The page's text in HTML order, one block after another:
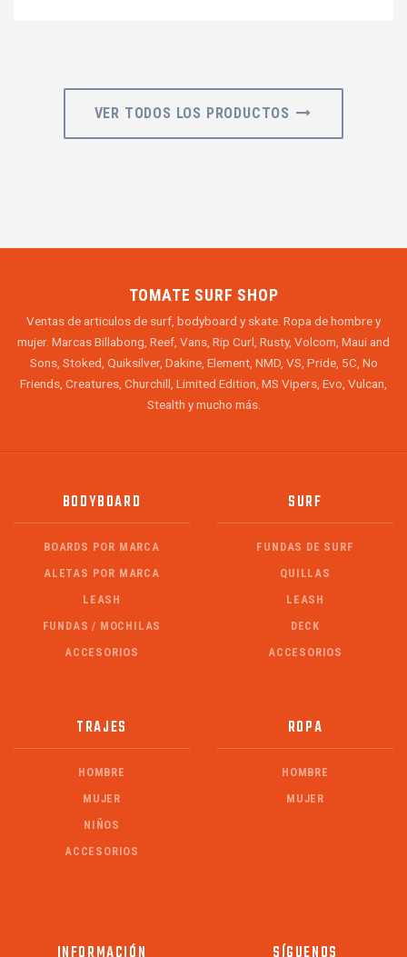
VER TODOS LOS PRODUCTOS
TOMATE SURF SHOP
Ventas de articulos de surf, bodyboard y skate. Ropa de hombre y
mujer. Marcas Billabong, Reef, Vans, Rip Curl, Rusty, Volcom, Maui and
Sons, Stoked, Quiksilver, Dakine, Element, NMD, VS, Pride, 5C, No
Friends, Creatures, Churchill, Limited Edition, MS Vipers, Evo, Vulcan,
Stealth y mucho más.
BODYBOARD
BOARDS POR MARCA
ALETAS POR MARCA
LEASH
FUNDAS / MOCHILAS
ACCESORIOS
SURF
FUNDAS DE SURF
QUILLAS
LEASH
DECK
ACCESORIOS
TRAJES
HOMBRE
MUJER
NIÑOS
ACCESORIOS
ROPA
HOMBRE
MUJER